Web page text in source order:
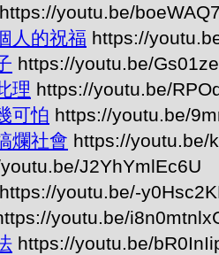
https://youtu.be/
人的祝福 https://
https://youtu.be/
理 https://youtu.be/
可怕 https://youtu.be/
爛社會 https://youtu.be/
J2YhYmlEc6U
https://youtu.be/-
youtu.be/
https://youtu.be/